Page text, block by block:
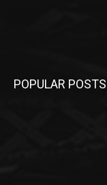
POPULAR POSTS